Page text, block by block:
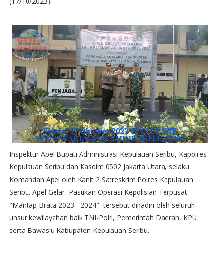
Inspektur Apel Bupati Administrasi Kepulauan Seribu, Kapolres
Kepulauan Seribu dan Kasdim 0502 Jakarta Utara, selaku
Komandan Apel oleh Kanit 2 Satreskrim Polres Kepulauan
Seribu. Apel Gelar Pasukan Operasi Kepolisian Terpusat
"Mantap Brata 2023 - 2024" tersebut dihadiri oleh seluruh
unsur kewilayahan baik TNI-Polri, Pemerintah Daerah, KPU
serta Bawaslu Kabupaten Kepulauan Seribu.